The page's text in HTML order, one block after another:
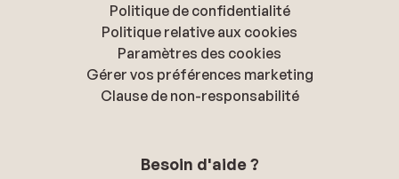
Politique de confidentialité
Politique relative aux cookies
Paramètres des cookies
Gérer vos préférences marketing
Clause de non-responsabilité
Besoin d'aide ?